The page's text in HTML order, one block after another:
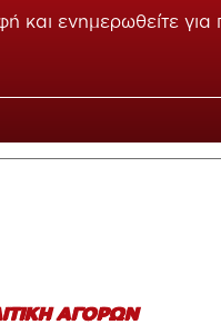
και ενημερωθείτε
ΑΓΟΡΩΝ